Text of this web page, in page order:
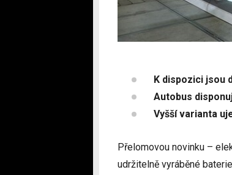
K dispozici jsou
Autobus
Vyšší varianta
Přelomovou novinku –
udržitelně vyráběné